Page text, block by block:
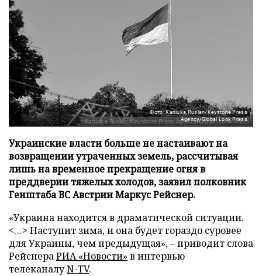
Фото: Kaniuka Ruslan/Keystone Press
Agency/Global Look Press
Украинские власти больше не настаивают на
возвращении утраченных земель, рассчитывая
лишь на временное прекращение огня в
преддверии тяжелых холодов, заявил полковник
Генштаба ВС Австрии Маркус Рейснер.
«Украина находится в драматической ситуации.
<…> Наступит зима, и она будет гораздо суровее
для Украины, чем предыдущая», – приводит слова
РейснераРИА «Новости» в интервью
телеканалуN-TV.